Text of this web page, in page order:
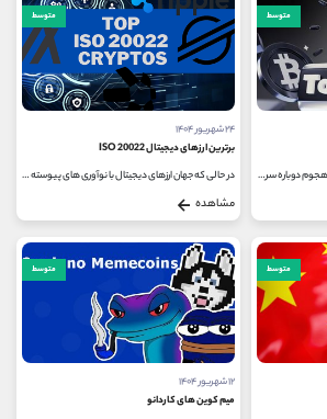
متوسط
با ثبت سقف قیمتی جدید بیت‌ کوین و هجوم دوباره سرمایه ‌گذاران به بازار، نگاه ‌ها به سوی آلت‌ کوین ‌ها و آغاز احتمالی...
متوسط
۲۴ شهریور ۱۴۰۴
برترین ارزهای دیجیتال ISO 20022
در حالی که جهان ارزهای دیجیتال با نوآوری ‌های پیوسته در حوزه پرداخت ‌های غیرمتمرکز و سیستم ‌های مالی DeFi در حال تحول...
مشاهده
متوسط متوسط
۱۲ شهریور ۱۴۰۴
میم کوین های کاردانو